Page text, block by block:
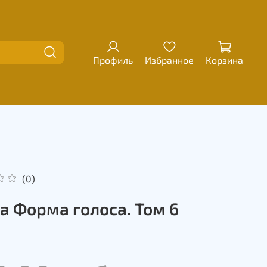
Профиль Избранное Корзина
(0)
Форма голоса. Том 6